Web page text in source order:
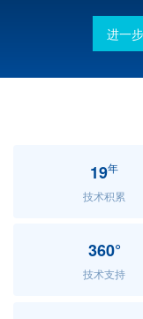
进一
19年
技术积累
360°
技术支持